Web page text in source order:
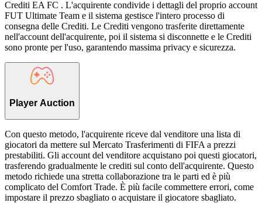
Crediti EA FC . L'acquirente condivide i dettagli del proprio account
FUT Ultimate Team e il sistema gestisce l'intero processo di
consegna delle Crediti. Le Crediti vengono trasferite direttamente
nell'account dell'acquirente, poi il sistema si disconnette e le Crediti
sono pronte per l'uso, garantendo massima privacy e sicurezza.
Player Auction
Con questo metodo, l'acquirente riceve dal venditore una lista di
giocatori da mettere sul Mercato Trasferimenti di FIFA a prezzi
prestabiliti. Gli account del venditore acquistano poi questi giocatori,
trasferendo gradualmente le crediti sul conto dell'acquirente. Questo
metodo richiede una stretta collaborazione tra le parti ed è più
complicato del Comfort Trade. È più facile commettere errori, come
impostare il prezzo sbagliato o acquistare il giocatore sbagliato.